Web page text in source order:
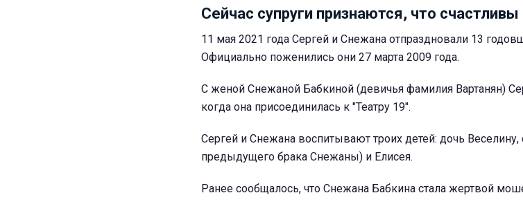
Сейчас супруги признаются, что счастливы
11 мая 2021 года Сергей и Снежана отпраздновали 13
Официально поженились они 27 марта 2009 года.
С женой Снежаной Бабкиной (девичья фамилия Вартанян)
когда она присоединилась к "Театру 19".
Сергей и Снежана воспитывают троих детей: дочь Веселину,
предыдущего брака Снежаны) и Елисея.
Ранее сообщалось, что Снежана Бабкина стала жертвой